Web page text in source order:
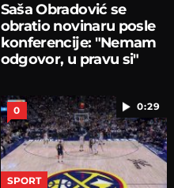
Saša Obradović se
obratio novinaru posle
konferencije: "Nemam
odgovor, u pravu si"
0:29
0
SPORT